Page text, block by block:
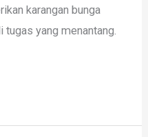
karangan bunga
yang menantang.